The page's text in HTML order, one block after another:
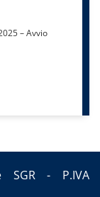
– Avvio
SGR - P.IVA